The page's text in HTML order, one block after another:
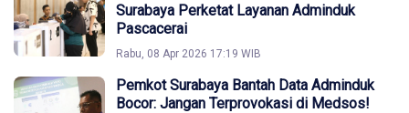
Surabaya Perketat Layanan Adminduk
Pascacerai
Rabu, 08 Apr 2026 17:19 WIB
Pemkot Surabaya Bantah Data Adminduk
Bocor: Jangan Terprovokasi di Medsos!